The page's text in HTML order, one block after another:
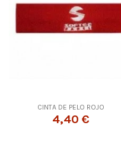
CINTA DE PELO ROJO
4,40 €